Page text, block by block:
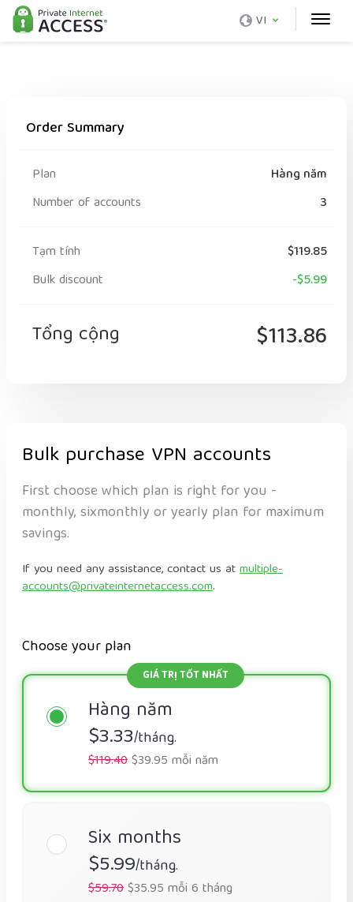
VI
Order Summary
Plan
Hàng năm
Number of accounts
3
Tạm tính
$119.85
Bulk discount
-$5.99
Tổng cộng $113.86
Bulk purchase VPN accounts
First choose which plan is right for you -
monthly, sixmonthly or yearly plan for maximum
savings.
If you need any assistance, contact us atmultiple-
accounts@privateinternetaccess.com.
Choose your plan
Hàng năm
$3.33/tháng.
$119.40$39.95 mỗi năm
Six months
$5.99/tháng.
$59.70$35.95 mỗi 6 tháng